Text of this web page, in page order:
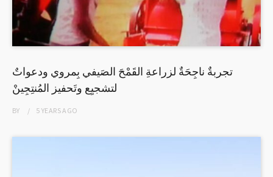
تجربةٌ ناجِحَةٌ لزراعةِ القَمْحَ الصَيفي بِمروي ودعواتٌ
لتشجيِع وتَحفيز المُنتِجِينْ
BY 5 YEARSAGO